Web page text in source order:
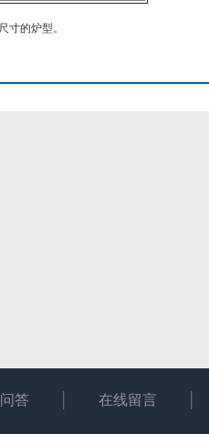
寸的炉型。
答 在线留言